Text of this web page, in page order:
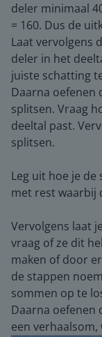
deler minimaal
= 160. Dus de
Laat vervolgens
deler in het
juiste schatting
Daarna oefenen
splitsen. Vraag
deeltal past.
splitsen.
Leg uit hoe je de
met rest waarbij
Vervolgens laat
vraag of ze dit
maken of door
de stappen
sommen op te
Daarna oefenen
een